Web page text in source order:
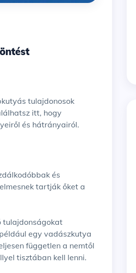
itt, hogy
és hátrányairól.
és
tartják őket a
tulajdonságokat
egy vadászkutya
független a nemtől
tisztában kell lenni.